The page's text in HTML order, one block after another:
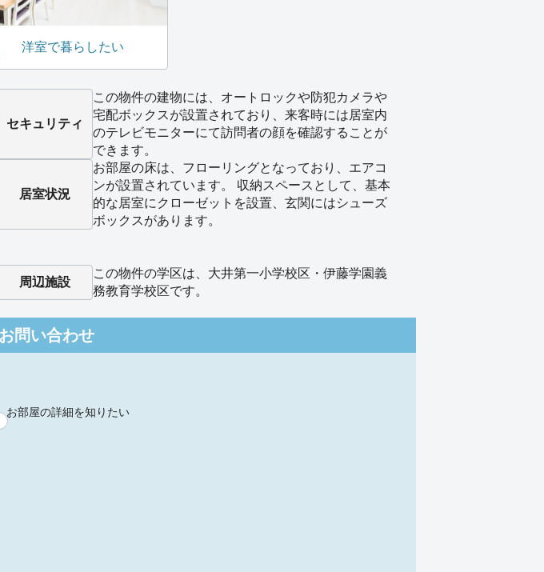
洋室で暮らしたい
セキュリティ
この物件の建物には、オートロックや防犯カメラや
宅配ボックスが設置されており、来客時には居室内
のテレビモニターにて訪問者の顔を確認することが
できます。
居室状況
お部屋の床は、フローリングとなっており、エアコ
ンが設置されています。 収納スペースとして、基本
的な居室にクローゼットを設置、玄関にはシューズ
ボックスがあります。
周辺施設
この物件の学区は、大井第一小学校区・伊藤学園義
務教育学校区です。
問い合わせ
お部屋の詳細を知りたい